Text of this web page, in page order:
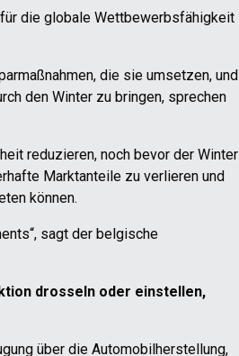
die globale Wettbewerbsfähigkeit
die sie umsetzen, und
den Winter zu bringen, sprechen
reduzieren, noch bevor der Winter
Marktanteile zu verlieren und
können.
sagt der belgische
drosseln oder einstellen,
über die Automobilherstellung,